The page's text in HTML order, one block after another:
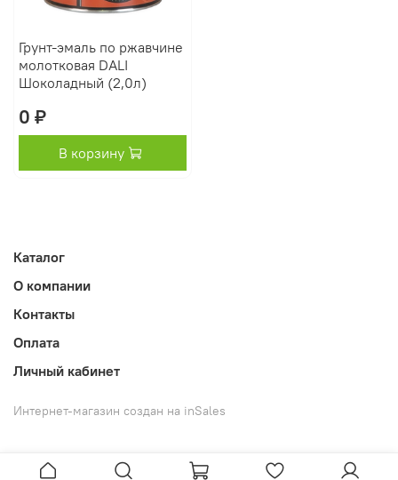
Грунт-эмаль по ржавчине
молотковая DALI
Шоколадный (2,0л)
0 ₽
В корзину
Каталог
О компании
Контакты
Оплата
Личный кабинет
Интернет-магазин создан на inSales